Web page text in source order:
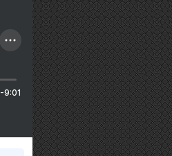
-9:01